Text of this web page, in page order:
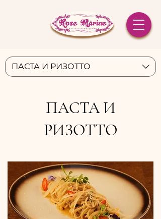
ПАСТА И РИЗОТТО
ПАСТА И
РИЗОТТО